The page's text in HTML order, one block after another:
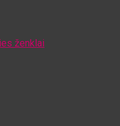
ženklai